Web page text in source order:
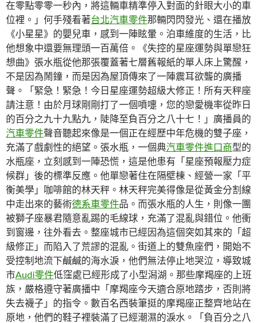
在零點零零一秒內，將這輛車精準停入對面的針眼大小的車
位裡。」何手殘看著台北汽車零件那輛閃閃發光、還在播放
《小星星》的嬰兒車，感到一陣眩暈。泊車維度的生活，比
他想象中還要無理頭一百萬倍。《失控的星座運勢與單戀狂
想曲》張水瓶從他那張覆蓋著七層舊報紙的單人床上驚醒，
不是因為鬧鐘，而是因為屋頂傳來了一陣震耳欲聾的廣播
聲。「緊急！緊急！今日星座運勢超級大修正！所有天秤座
請注意！由於月球剛剛打了一個噴嚏，您的戀愛機率從昨日
的百分之九十九點九，陡降至負百分之八十七！」廣播員的
汽車零件聲音聽起來像是一個正在經歷中年危機的雙子座，
充滿了戲劇性的絕望。張水瓶，一個典汽車零件進口商型的
水瓶座，立刻感到一陣恐慌，這是他患有「星座預報壓力症
候群」後的標準反應。他單戀著住在隔壁棟、經營一家「平
衡美學」咖啡館的林天秤。林天秤完美得像是從黃金分割線
中走出來的藝術德系車零件品。而張水瓶的人生，則像一團
被獅子座暴君隨意亂踢的毛線球，充滿了混亂與錯位。他衝
到窗邊，往外看去。整座城市已經因為這個突如其來的「超
級修正」而陷入了荒謬的混亂。街道上的雙魚座們，開始不
受控制地流下鹹鹹的海水淚，他們無法停止地哭泣，導致城
市Audi零件低窪處已經形成了小型潟湖。那些摩羯座的上班
族，嚴格遵守著廣播中「摩羯座今天適合原地踏步，否則將
失去襪子」的指令。數百名西裝筆挺的摩羯座正整齊地站在
原地，他們的鞋子裡裝滿了已經潮濕的淚水。「負百分之八